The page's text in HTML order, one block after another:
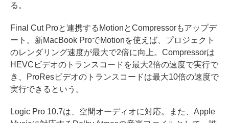
る。
Final Cut Proと連携するMotionとCompressorもアップデ
ート。新MacBook ProでMotionを使えば、プロジェクト
のレンダリング速度が最大で2倍に向上。Compressorは
HEVCビデオのトランスコードを最大2倍の速度で実行で
き、ProResビデオのトランスコードは最大10倍の速度で
実行できるという。
Logic Pro 10.7は、空間オーディオに対応。また、Apple